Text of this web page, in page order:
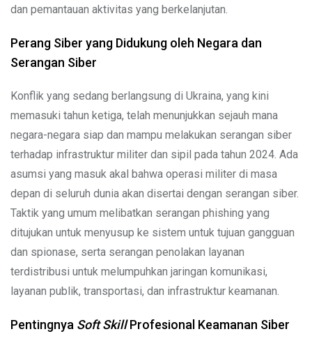
dan pemantauan aktivitas yang berkelanjutan.
Perang Siber yang Didukung oleh Negara dan
Serangan Siber
Konflik yang sedang berlangsung di Ukraina, yang kini
memasuki tahun ketiga, telah menunjukkan sejauh mana
negara-negara siap dan mampu melakukan serangan siber
terhadap infrastruktur militer dan sipil pada tahun 2024. Ada
asumsi yang masuk akal bahwa operasi militer di masa
depan di seluruh dunia akan disertai dengan serangan siber.
Taktik yang umum melibatkan serangan phishing yang
ditujukan untuk menyusup ke sistem untuk tujuan gangguan
dan spionase, serta serangan penolakan layanan
terdistribusi untuk melumpuhkan jaringan komunikasi,
layanan publik, transportasi, dan infrastruktur keamanan.
Pentingnya Soft SkillProfesional Keamanan Siber